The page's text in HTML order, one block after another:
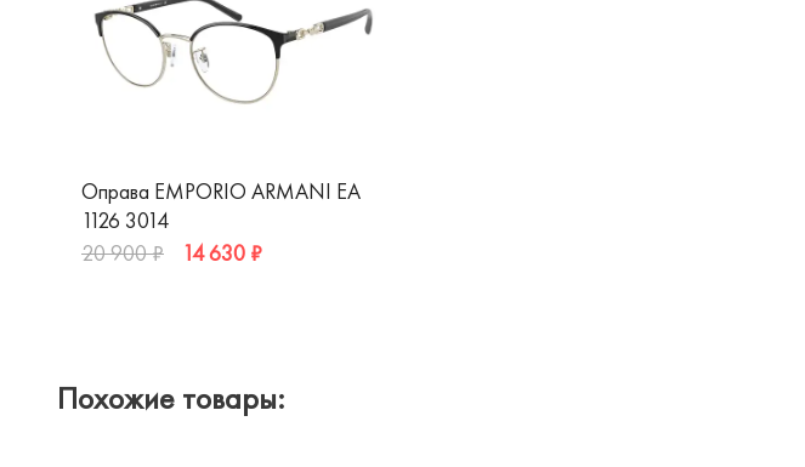
Оправа EMPORIO ARMANI EA
1126 3014
20 900 ₽
14 630 ₽
Похожие товары: